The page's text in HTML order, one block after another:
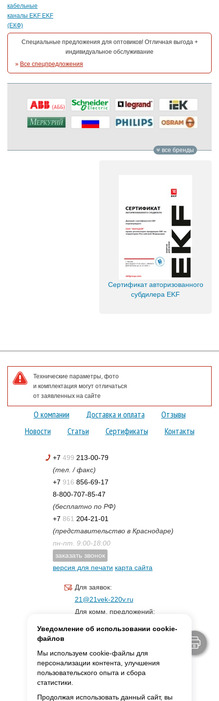
кабельные
каналы EKF EKF
(ЕКФ)
Специальные предложения для оптовиков! Отличная выгода +
индивидуальное обслуживание
» Все спецпредложения
все бренды
Сертификат авторизованного
субдилера EKF
Технические параметры, фото
и комплектация могут отличаться
от заявленных на сайте
О компании Доставка и оплата
Отзывы
Новости
Статьи Сертификаты Контакты
+7 499 213-00-79
(тел. / факс)
+7 916 856-69-17
8-800-707-85-47
(бесплатно по РФ)
+7 861 204-21-01
(представительство в Краснодаре)
пн-пт. 9:00-18:00
заказать звонок
версия для печати карта сайта
Для заявок:
21@21vek-220v.ru
Для комм. предложений:
Уведомление об использовании cookie-
файлов
Мы используем cookie-файлы для
персонализации контента, улучшения
пользовательского опыта и сбора
статистики.
Продолжая использовать данный сайт, вы